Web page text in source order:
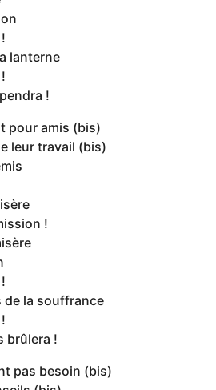
lanterne
!
pour amis (bis)
leur travail (bis)
!
de la souffrance
brûlera !
pas besoin (bis)